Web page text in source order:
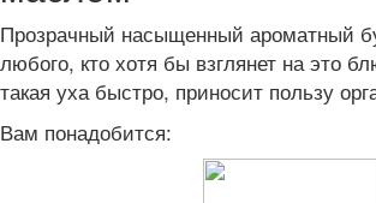
Прозрачный насыщенный ароматный
любого, кто хотя бы взглянет на это
такая уха быстро, приносит пользу
Вам понадобится: